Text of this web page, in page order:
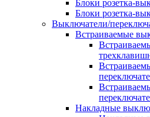
Блоки розетка-
Блоки розетка-
Выключатели/
Встраиваемые
Накладные